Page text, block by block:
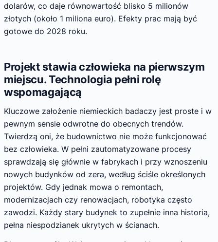
dolarów, co daje równowartość blisko 5 milionów
złotych (około 1 miliona euro). Efekty prac mają być
gotowe do 2028 roku.
Projekt stawia człowieka na pierwszym
miejscu. Technologia pełni rolę
wspomagającą
Kluczowe założenie niemieckich badaczy jest proste i w
pewnym sensie odwrotne do obecnych trendów.
Twierdzą oni, że budownictwo nie może funkcjonować
bez człowieka. W pełni zautomatyzowane procesy
sprawdzają się głównie w fabrykach i przy wznoszeniu
nowych budynków od zera, według ściśle określonych
projektów. Gdy jednak mowa o remontach,
modernizacjach czy renowacjach, robotyka często
zawodzi. Każdy stary budynek to zupełnie inna historia,
pełna niespodzianek ukrytych w ścianach.